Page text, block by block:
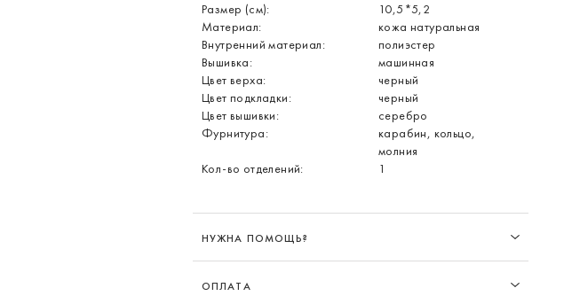
Размер (см):
10,5*5,2
Материал:
кожа натуральная
Внутренний материал:
полиэстер
Вышивка:
машинная
Цвет верха:
черный
Цвет подкладки:
черный
Цвет вышивки:
серебро
Фурнитура:
карабин, кольцо,
молния
Кол-во отделений:
1
НУЖНА ПОМОЩЬ?
ОПЛАТА